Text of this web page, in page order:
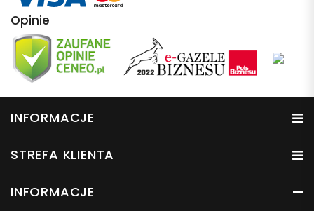
Opinie
INFORMACJE
STREFA KLIENTA
INFORMACJE